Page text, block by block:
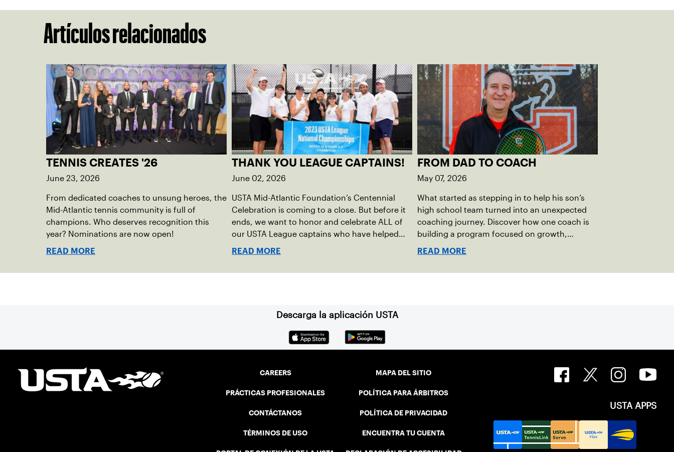
Artículos relacionados
TENNIS CREATES '26
June 23, 2026
From dedicated coaches to unsung heroes, the
Mid-Atlantic tennis community is full of
champions. Who deserves recognition this
year? Nominations are now open!
READ MORE
THANK YOU LEAGUE CAPTAINS!
June 02, 2026
USTA Mid-Atlantic Foundation’s Centennial
Celebration is coming to a close. But before it
ends, we want to honor and celebrate ALL of
our USTA League captains who have helped
make the past 100 years of tennis possible. Our
READ MORE
FROM DAD TO COACH
May 07, 2026
What started as stepping in to help his son’s
high school team turned into an unexpected
coaching journey. Discover how one coach is
building a program focused on growth,
accountability and the power of staying
READ MORE
Descarga la aplicación USTA
CAREERS
PRÁCTICAS PROFESIONALES
CONTÁCTANOS
TÉRMINOS DE USO
MAPA DEL SITIO
POLÍTICA PARA ÁRBITROS
POLÍTICA DE PRIVACIDAD
ENCUENTRA TU CUENTA
USTA APPS